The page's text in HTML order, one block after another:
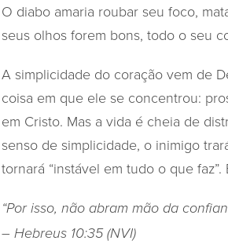
O diabo amaria roubar seu foco,
seus olhos forem bons, todo o seu
A simplicidade do coração vem de
coisa em que ele se concentrou:
em Cristo. Mas a vida é cheia de
senso de simplicidade, o inimigo
tornará “instável em tudo o que
“Por isso, não abram mão da
– Hebreus 10:35 (NVI)